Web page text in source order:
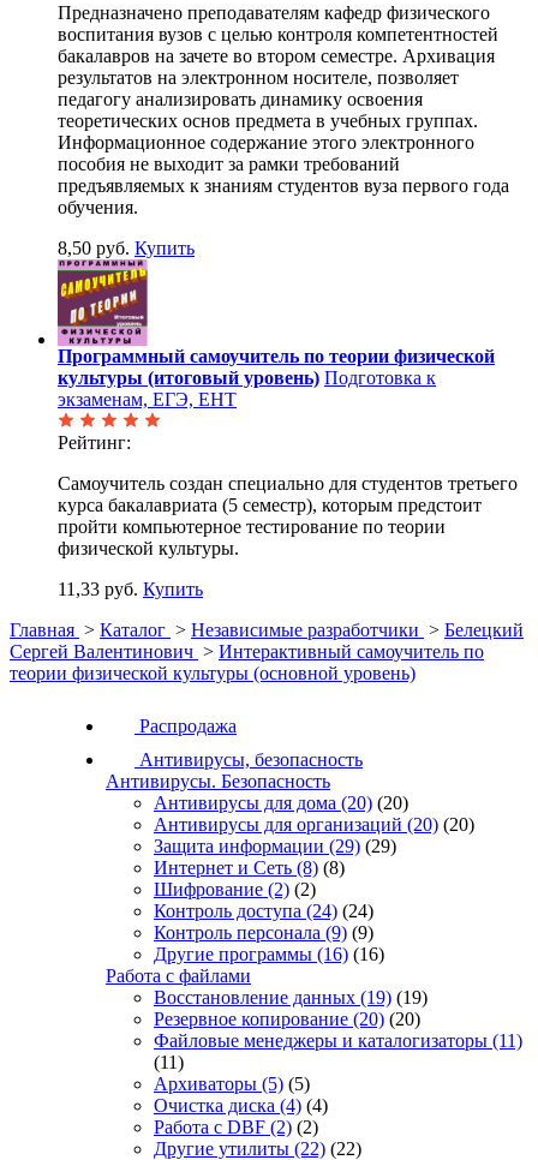
Предназначено преподавателям кафедр физического
воспитания вузов с целью контроля компетентностей
бакалавров на зачете во втором семестре. Архивация
результатов на электронном носителе, позволяет
педагогу анализировать динамику освоения
теоретических основ предмета в учебных группах.
Информационное содержание этого электронного
пособия не выходит за рамки требований
предъявляемых к знаниям студентов вуза первого года
обучения.
8,50 руб. Купить
Программный самоучитель по теории физической
культуры (итоговый уровень) Подготовка к
экзаменам, ЕГЭ, ЕНТ
Рейтинг:
Самоучитель создан специально для студентов третьего
курса бакалавриата (5 семестр), которым предстоит
пройти компьютерное тестирование по теории
физической культуры.
11,33 руб. Купить
Главная > Каталог > Независимые разработчики > Белецкий
Сергей Валентинович > Интерактивный самоучитель по
теории физической культуры (основной уровень)
Распродажа
Антивирусы, безопасность
Антивирусы. Безопасность
Антивирусы для дома (20) (20)
Антивирусы для организаций (20) (20)
Защита информации (29) (29)
Интернет и Сеть (8) (8)
Шифрование (2) (2)
Контроль доступа (24) (24)
Контроль персонала (9) (9)
Другие программы (16) (16)
Работа с файлами
Восстановление данных (19) (19)
Резервное копирование (20) (20)
Файловые менеджеры и каталогизаторы (11)
(11)
Архиваторы (5) (5)
Очистка диска (4) (4)
Работа с DBF (2) (2)
Другие утилиты (22) (22)